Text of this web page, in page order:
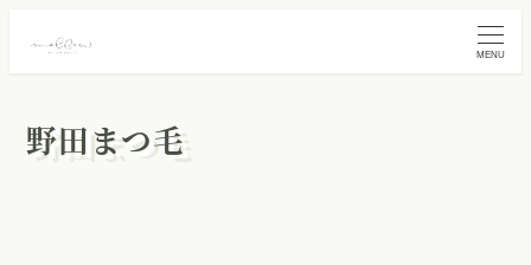
MENU
野田まつ毛